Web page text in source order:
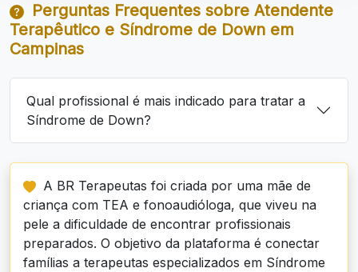
Perguntas Frequentes sobre Atendente
Terapêutico e Síndrome de Down em
Campinas
Qual profissional é mais indicado para tratar a
Síndrome de Down?
A BR Terapeutas foi criada por uma mãe de
criança com TEA e fonoaudióloga, que viveu na
pele a dificuldade de encontrar profissionais
preparados. O objetivo da plataforma é conectar
famílias a terapeutas especializados em Síndrome